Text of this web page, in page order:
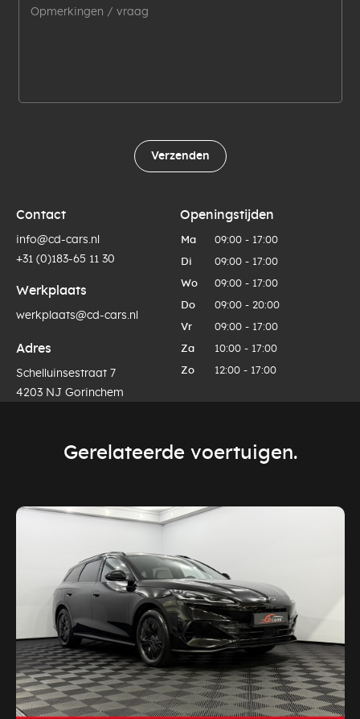
Verzenden
Contact
info@cd-cars.nl
+31 (0)183-65 11 30
Werkplaats
werkplaats@cd-cars.nl
Adres
Schelluinsestraat 7
4203 NJ Gorinchem
Openingstijden
Ma 09:00 - 17:00
Di 09:00 - 17:00
Wo 09:00 - 17:00
Do 09:00 - 20:00
Vr 09:00 - 17:00
Za 10:00 - 17:00
Zo 12:00 - 17:00
Gerelateerde voertuigen.